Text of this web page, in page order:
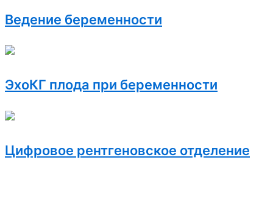
Ведение беременности
ЭхоКГ плода при беременности
Цифровое рентгеновское отделение